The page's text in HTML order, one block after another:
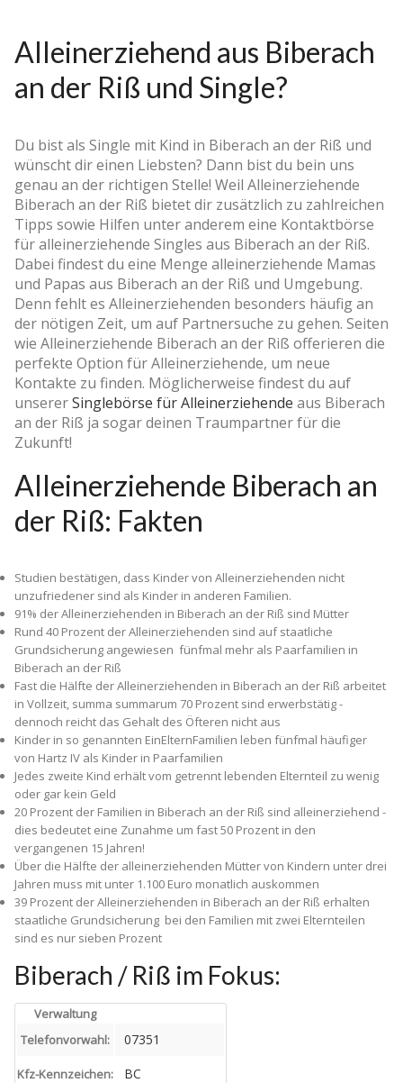
Alleinerziehend aus Biberach
an der Riß und Single?
Du bist als Single mit Kind in Biberach an der Riß und
wünscht dir einen Liebsten? Dann bist du bein uns
genau an der richtigen Stelle! Weil Alleinerziehende
Biberach an der Riß bietet dir zusätzlich zu zahlreichen
Tipps sowie Hilfen unter anderem eine Kontaktbörse
für alleinerziehende Singles aus Biberach an der Riß.
Dabei findest du eine Menge alleinerziehende Mamas
und Papas aus Biberach an der Riß und Umgebung.
Denn fehlt es Alleinerziehenden besonders häufig an
der nötigen Zeit, um auf Partnersuche zu gehen. Seiten
wie Alleinerziehende Biberach an der Riß offerieren die
perfekte Option für Alleinerziehende, um neue
Kontakte zu finden. Möglicherweise findest du auf
unsererSinglebörse für Alleinerziehende aus Biberach
an der Riß ja sogar deinen Traumpartner für die
Zukunft!
Alleinerziehende Biberach an
der Riß: Fakten
Studien bestätigen, dass Kinder von Alleinerziehenden nicht
unzufriedener sind als Kinder in anderen Familien.
91% der Alleinerziehenden in Biberach an der Riß sind Mütter
Rund 40 Prozent der Alleinerziehenden sind auf staatliche
Grundsicherung angewiesen ­ fünfmal mehr als Paarfamilien in
Biberach an der Riß
Fast die Hälfte der Alleinerziehenden in Biberach an der Riß arbeitet
in Vollzeit, summa summarum 70 Prozent sind erwerbstätig ­
dennoch reicht das Gehalt des Öfteren nicht aus
Kinder in so genannten Ein­Eltern­Familien leben fünfmal häufiger
von Hartz IV als Kinder in Paarfamilien
Jedes zweite Kind erhält vom getrennt lebenden Elternteil zu wenig
oder gar kein Geld
20 Prozent der Familien in Biberach an der Riß sind alleinerziehend ­
dies bedeutet eine Zunahme um fast 50 Prozent in den
vergangenen 15 Jahren!
Über die Hälfte der alleinerziehenden Mütter von Kindern unter drei
Jahren muss mit unter 1.100 Euro monatlich auskommen
39 Prozent der Alleinerziehenden in Biberach an der Riß erhalten
staatliche Grundsicherung ­ bei den Familien mit zwei Elternteilen
sind es nur sieben Prozent
Biberach / Riß im Fokus:
Verwaltung
Telefonvorwahl:
07351
Kfz-Kennzeichen: BC